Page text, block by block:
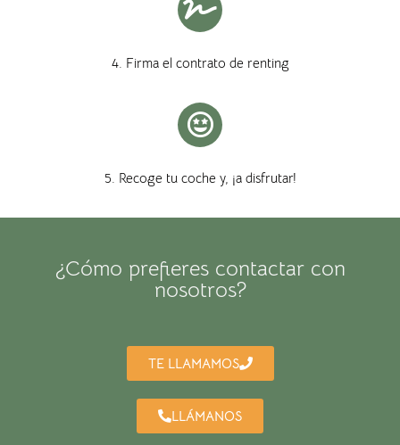
4. Firma el contrato de renting
5. Recoge tu coche y, ¡a disfrutar!
¿Cómo prefieres contactar con
nosotros?
TE LLAMAMOS
LLÁMANOS